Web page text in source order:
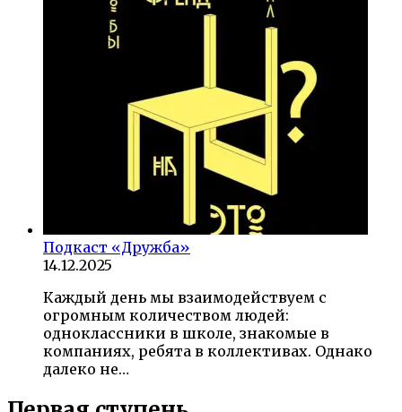
Подкаст «Дружба»
14.12.2025
Каждый день мы взаимодействуем с
огромным количеством людей:
одноклассники в школе, знакомые в
компаниях, ребята в коллективах. Однако
далеко не…